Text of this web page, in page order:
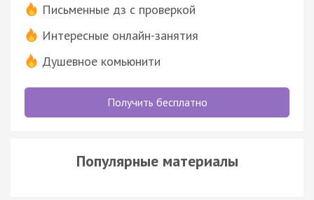
Письменные дз с проверкой
Интересные онлайн-занятия
Душевное комьюнити
Получить бесплатно
Популярные материалы